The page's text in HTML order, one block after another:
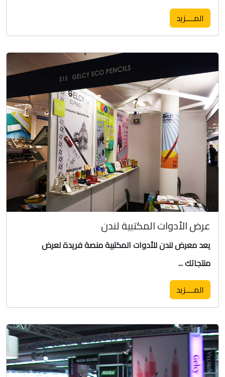
المــــزيد
عرض الأدوات المكتبية لندن
يعد معرض لندن للأدوات المكتبية منصة فريدة لعرض
منتجاتك ...
المــــزيد